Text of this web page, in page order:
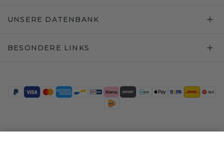
UNSERE DATENBANK
BESONDERE LINKS